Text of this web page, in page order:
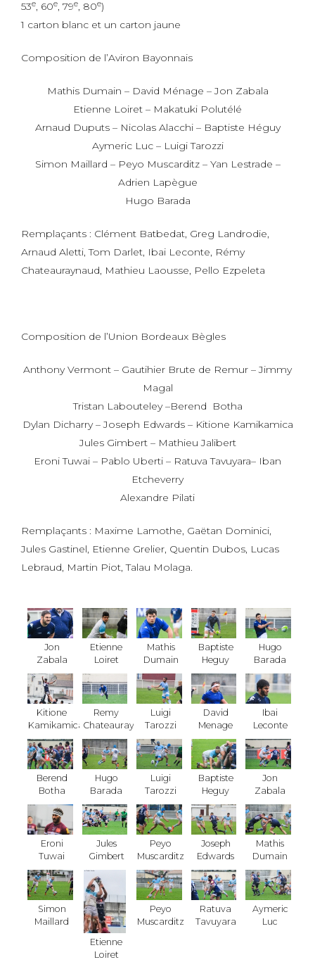
53e, 60e, 79e, 80e)
1 carton blanc et un carton jaune
Composition de l’Aviron Bayonnais
Mathis Dumain – David Ménage – Jon Zabala
Etienne Loiret – Makatuki Polutélé
Arnaud Duputs – Nicolas Alacchi – Baptiste Héguy
Aymeric Luc – Luigi Tarozzi
Simon Maillard – Peyo Muscarditz – Yan Lestrade –
Adrien Lapègue
Hugo Barada
Remplaçants : Clément Batbedat, Greg Landrodie,
Arnaud Aletti, Tom Darlet, Ibai Leconte, Rémy
Chateauraynaud, Mathieu Laousse, Pello Ezpeleta
Composition de l’Union Bordeaux Bègles
Anthony Vermont – Gautihier Brute de Remur – Jimmy
Magal
Tristan Labouteley –Berend Botha
Dylan Dicharry – Joseph Edwards – Kitione Kamikamica
Jules Gimbert – Mathieu Jalibert
Eroni Tuwai – Pablo Uberti – Ratuva Tavuyara– Iban
Etcheverry
Alexandre Pilati
Remplaçants : Maxime Lamothe, Gaëtan Dominici,
Jules Gastinel, Etienne Grelier, Quentin Dubos, Lucas
Lebraud, Martin Piot, Talau Molaga.
Jon
Zabala
Etienne
Loiret
Mathis
Dumain
Baptiste
Heguy
Hugo
Barada
Kitione
Kamikamica
Remy
Chateauraynaud
Luigi
Tarozzi
David
Menage
Ibai
Leconte
Berend
Botha
Hugo
Barada
Luigi
Tarozzi
Baptiste
Heguy
Jon
Zabala
Eroni
Tuwai
Jules
Gimbert
Peyo
Muscarditz
Joseph
Edwards
Mathis
Dumain
Simon
Maillard
Etienne
Loiret
Peyo
Muscarditz
Ratuva
Tavuyara
Aymeric
Luc